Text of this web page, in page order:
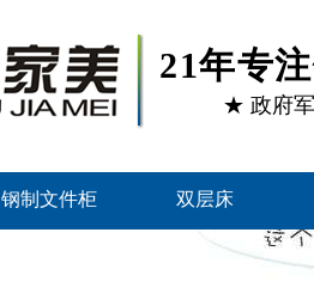
21年专
★ 政府
钢制文件柜 双层床